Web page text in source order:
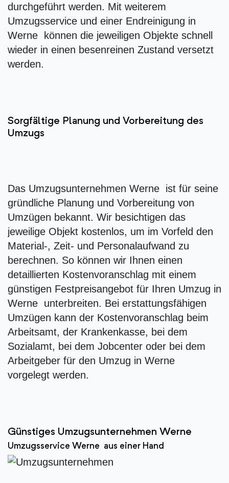
durchgeführt werden. Mit weiterem
Umzugsservice und einer Endreinigung in
Werne können die jeweiligen Objekte schnell
wieder in einen besenreinen Zustand versetzt
werden.
Sorgfältige Planung und Vorbereitung des
Umzugs
Das Umzugsunternehmen Werne ist für seine
gründliche Planung und Vorbereitung von
Umzügen bekannt. Wir besichtigen das
jeweilige Objekt kostenlos, um im Vorfeld den
Material-, Zeit- und Personalaufwand zu
berechnen. So können wir Ihnen einen
detaillierten Kostenvoranschlag mit einem
günstigen Festpreisangebot für Ihren Umzug in
Werne unterbreiten. Bei erstattungsfähigen
Umzügen kann der Kostenvoranschlag beim
Arbeitsamt, der Krankenkasse, bei dem
Sozialamt, bei dem Jobcenter oder bei dem
Arbeitgeber für den Umzug in Werne
vorgelegt werden.
Günstiges Umzugsunternehmen Werne
Umzugsservice Werne aus einer Hand